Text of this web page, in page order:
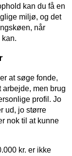
kan du få en
miljø, og det
når
kan.
at søge fonde,
men brug
profil. Jo
ud, jo større
nok til at kunne
kr. er ikke